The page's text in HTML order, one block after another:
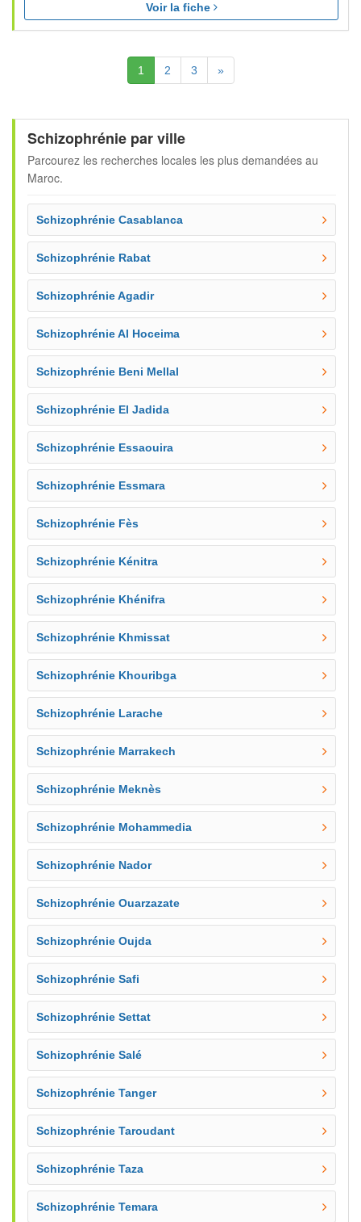
Voir la fiche
1 (Actuelle)
2 3 »Suivante
Schizophrénie par ville
Parcourez les recherches locales les plus demandées au
Maroc.
Schizophrénie Casablanca
Schizophrénie Rabat
Schizophrénie Agadir
Schizophrénie Al Hoceima
Schizophrénie Beni Mellal
Schizophrénie El Jadida
Schizophrénie Essaouira
Schizophrénie Essmara
Schizophrénie Fès
Schizophrénie Kénitra
Schizophrénie Khénifra
Schizophrénie Khmissat
Schizophrénie Khouribga
Schizophrénie Larache
Schizophrénie Marrakech
Schizophrénie Meknès
Schizophrénie Mohammedia
Schizophrénie Nador
Schizophrénie Ouarzazate
Schizophrénie Oujda
Schizophrénie Safi
Schizophrénie Settat
Schizophrénie Salé
Schizophrénie Tanger
Schizophrénie Taroudant
Schizophrénie Taza
Schizophrénie Temara